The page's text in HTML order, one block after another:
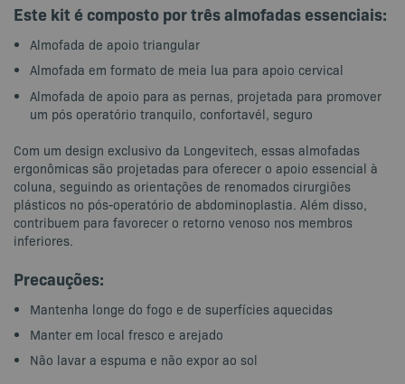
Este kit é composto por três almofadas essenciais:
Almofada de apoio triangular
Almofada em formato de meia lua para apoio cervical
Almofada de apoio para as pernas, projetada para promover
um pós operatório tranquilo, confortavél, seguro
Com um design exclusivo da Longevitech, essas almofadas
ergonômicas são projetadas para oferecer o apoio essencial à
coluna, seguindo as orientações de renomados cirurgiões
plásticos no pós-operatório de abdominoplastia. Além disso,
contribuem para favorecer o retorno venoso nos membros
inferiores.
Precauções:
Mantenha longe do fogo e de superfícies aquecidas
Manter em local fresco e arejado
Não lavar a espuma e não expor ao sol